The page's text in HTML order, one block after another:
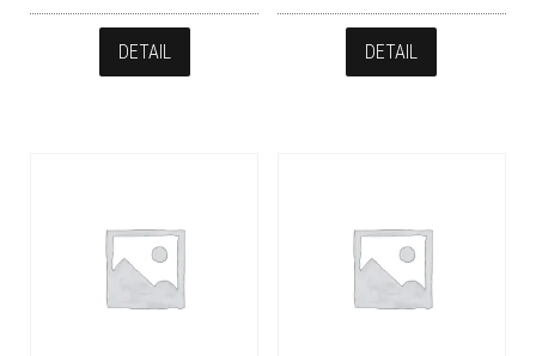
DETAIL DETAIL